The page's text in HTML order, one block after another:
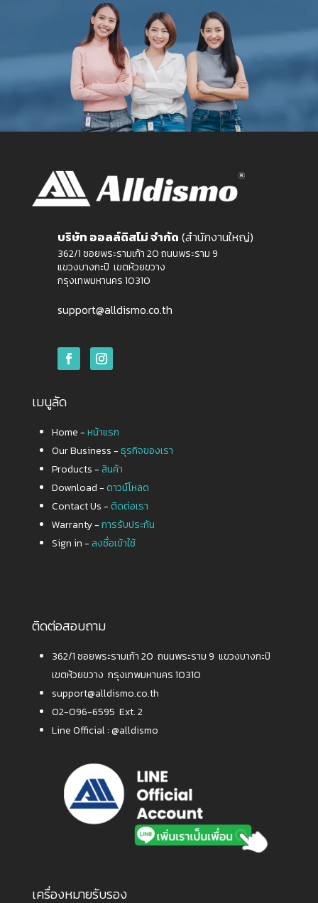
บริษัท ออลล์ดิสโม่ จำกัด (สำนักงานใหญ่)
362/1 ซอยพระรามเก้า 20 ถนนพระราม 9
แขวงบางกะปิ เขตห้วยขวาง
กรุงเทพมหานคร 10310
support@alldismo.co.th
เมนูลัด
Home -หน้าแรก
Our Business -ธุรกิจของเรา
Products - สินค้า
Download - ดาวน์โหลด
Contact Us - ติดต่อเรา
Warranty -การรับประกัน
Sign in - ลงชื่อเข้าใช้
ติดต่อสอบถาม
362/1 ซอยพระรามเก้า 20 ถนนพระราม 9 แขวงบางกะปิ
เขตห้วยขวาง กรุงเทพมหานคร 10310
support@alldismo.co.th
02-096-6595 Ext. 2
Line Official :@alldismo
เครื่องหมายรับรอง